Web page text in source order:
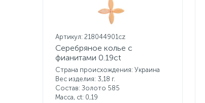
Артикул: 218044901cz
Серебряное колье с
фианитами 0.19ct
Страна происхождения: Украина
Вес изделия: 3,18 г.
Состав: Золото 585
Масса, ct: 0,19